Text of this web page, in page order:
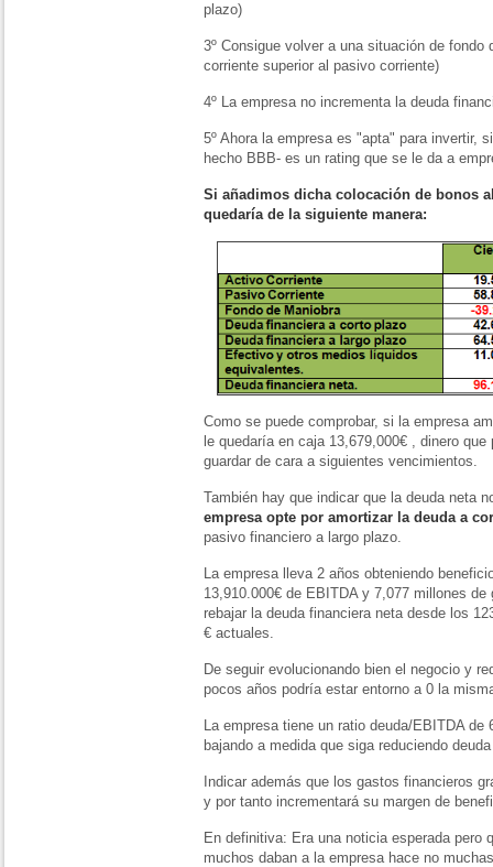
plazo)
3º Consigue volver a una situación de
corriente superior al pasivo corriente)
4º La empresa no incrementa la deuda
5º Ahora la empresa es "apta" para invertir,
hecho BBB- es un rating que se le da a
Si añadimos dicha colocación de bonos
quedaría de la siguiente manera:
Como se puede comprobar, si la empresa
le quedaría en caja 13,679,000€ , dinero
guardar de cara a siguientes vencimientos.
También hay que indicar que la deuda neta
empresa opte por amortizar la deuda a
pasivo financiero a largo plazo.
La empresa lleva 2 años obteniendo
13,910.000€ de EBITDA y 7,077 millones
rebajar la deuda financiera neta desde los
€ actuales.
De seguir evolucionando bien el negocio y
pocos años podría estar entorno a 0 la
La empresa tiene un ratio deuda/EBITDA
bajando a medida que siga reduciendo
Indicar además que los gastos financieros
y por tanto incrementará su margen de
En definitiva: Era una noticia esperada pero
muchos daban a la empresa hace no